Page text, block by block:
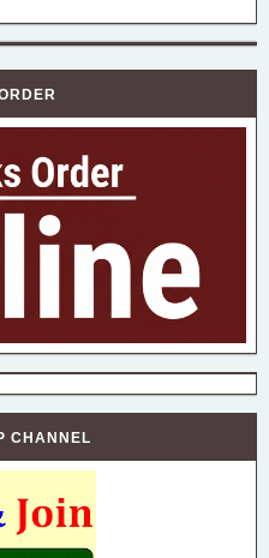
CHANNEL